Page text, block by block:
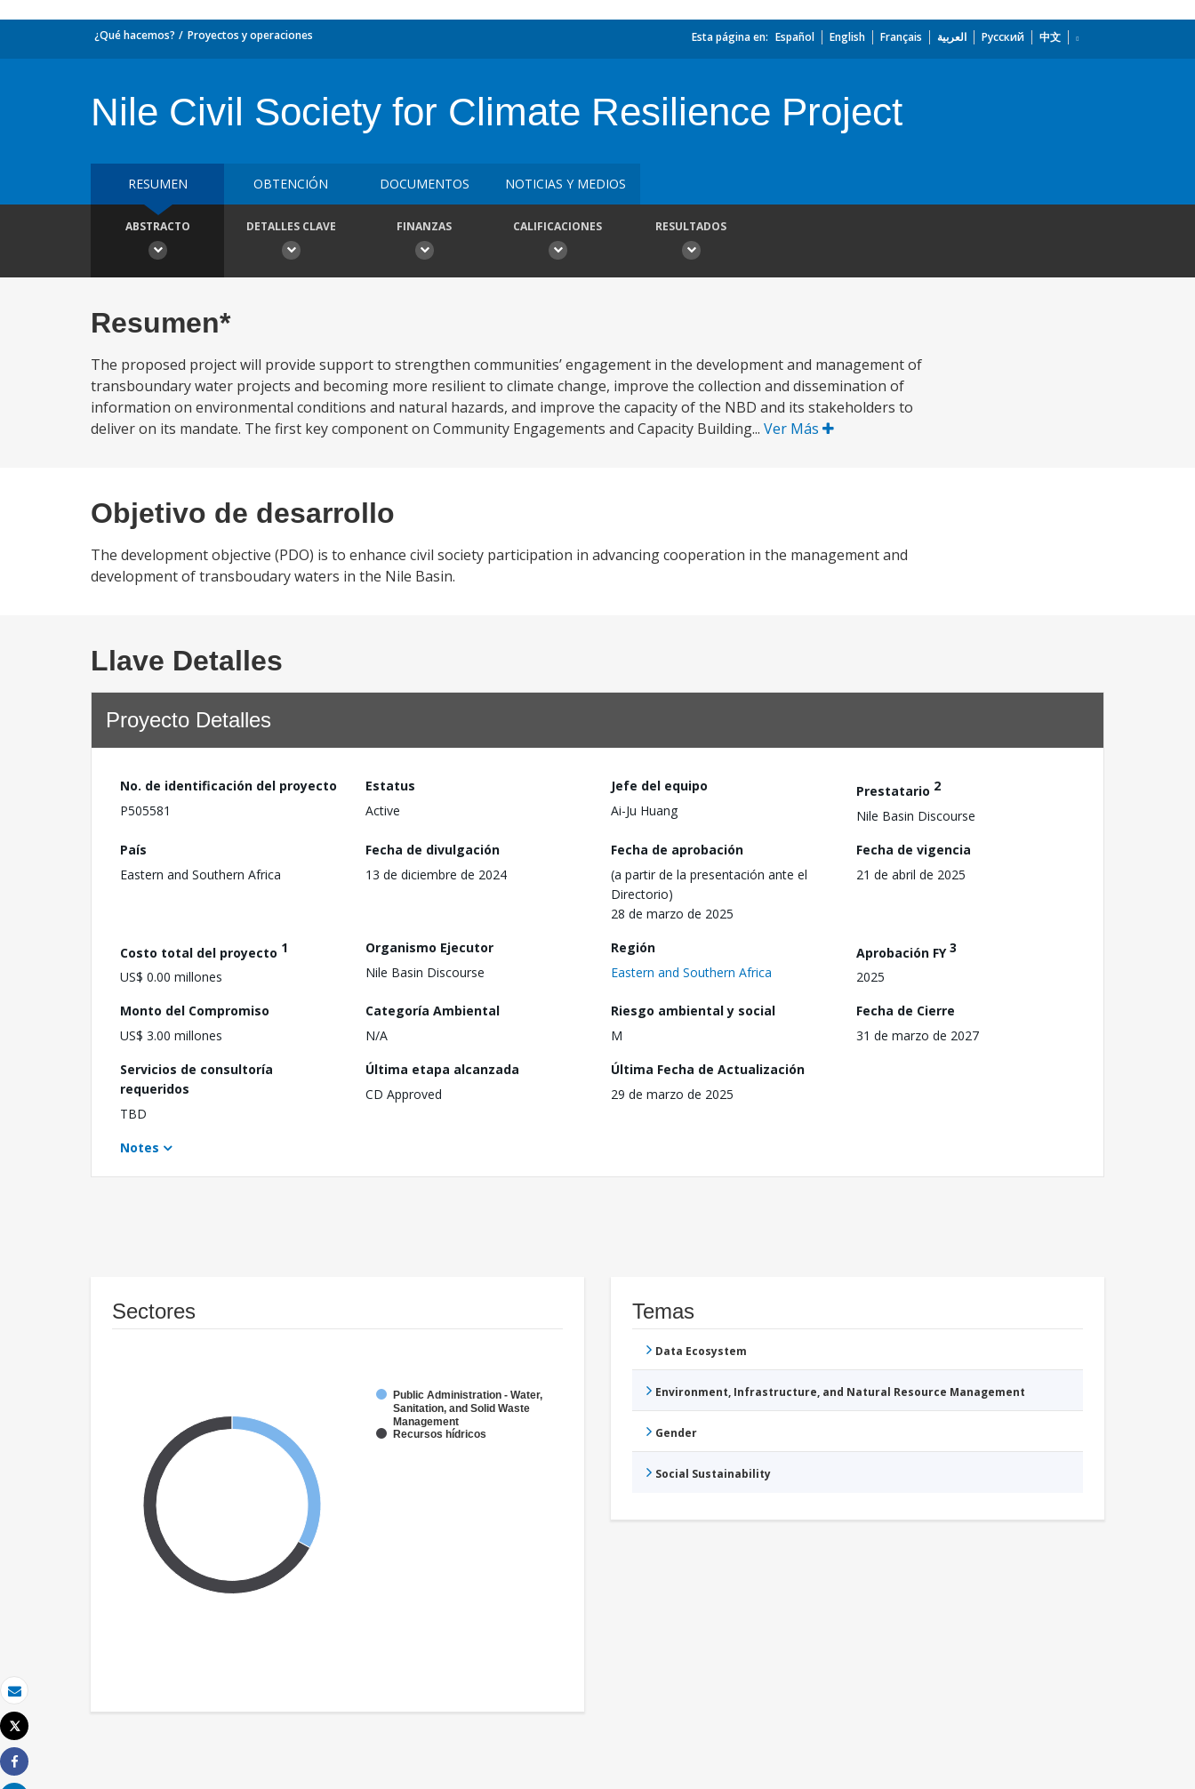
Correo electrónico
Imprimir
Tweet
Share
¿Qué hacemos? Proyectos y operaciones Esta página en: Español English Français العربية Русский 中文
Nile Civil Society for Climate Resilience Project
RESUMEN OBTENCIÓN DOCUMENTOS NOTICIAS Y MEDIOS
ABSTRACTO DETALLES CLAVE FINANZAS CALIFICACIONES RESULTADOS
Resumen*
The proposed project will provide support to strengthen communities’ engagement in the development and management of
transboundary water projects and becoming more resilient to climate change, improve the collection and dissemination of
information on environmental conditions and natural hazards, and improve the capacity of the NBD and its stakeholders to
deliver on its mandate. The first key component on Community Engagements and Capacity Building... Ver Más
Objetivo de desarrollo
The development objective (PDO) is to enhance civil society participation in advancing cooperation in the management and
development of transboudary waters in the Nile Basin.
Llave Detalles
Proyecto Detalles
No. de identificación del proyecto
P505581
Estatus
Active
Jefe del equipo
Ai-Ju Huang
Prestatario 2
Nile Basin Discourse
País
Eastern and Southern Africa
Fecha de divulgación
13 de diciembre de 2024
Fecha de aprobación
(a partir de la presentación ante el
Directorio)
28 de marzo de 2025
Fecha de vigencia
21 de abril de 2025
Costo total del proyecto 1
US$ 0.00 millones
Organismo Ejecutor
Nile Basin Discourse
Región
Eastern and Southern Africa
Aprobación FY3
2025
Monto del Compromiso
US$ 3.00 millones
Categoría Ambiental
N/A
Riesgo ambiental y social
M
Fecha de Cierre
31 de marzo de 2027
Servicios de consultoría
requeridos
TBD
Última etapa alcanzada
CD Approved
Última Fecha de Actualización
29 de marzo de 2025
Notes
Sectores
Public Administration - Water,
Sanitation, and Solid Waste
Management
Recursos hídricos
Temas
Data Ecosystem
Environment, Infrastructure, and Natural Resource Management
Gender
Social Sustainability